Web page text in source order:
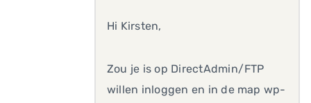
Hi Kirsten,
Zou je is op DirectAdmin/FTP
willen inloggen en in de map wp-